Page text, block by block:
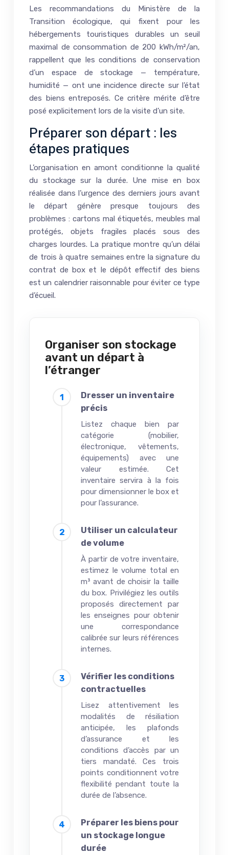
Les recommandations du Ministère de la
Transition écologique, qui fixent pour les
hébergements touristiques durables un seuil
maximal de consommation de 200 kWh/m²/an,
rappellent que les conditions de conservation
d’un espace de stockage — température,
humidité — ont une incidence directe sur l’état
des biens entreposés. Ce critère mérite d’être
posé explicitement lors de la visite d’un site.
Préparer son départ : les
étapes pratiques
L’organisation en amont conditionne la qualité
du stockage sur la durée. Une mise en box
réalisée dans l’urgence des derniers jours avant
le départ génère presque toujours des
problèmes : cartons mal étiquetés, meubles mal
protégés, objets fragiles placés sous des
charges lourdes. La pratique montre qu’un délai
de trois à quatre semaines entre la signature du
contrat de box et le dépôt effectif des biens
est un calendrier raisonnable pour éviter ce type
d’écueil.
Organiser son stockage
avant un départ à
l’étranger
Dresser un inventaire
précis
Listez chaque bien par
catégorie (mobilier,
électronique, vêtements,
équipements) avec une
valeur estimée. Cet
inventaire servira à la fois
pour dimensionner le box et
pour l’assurance.
Utiliser un calculateur
de volume
À partir de votre inventaire,
estimez le volume total en
m³ avant de choisir la taille
du box. Privilégiez les outils
proposés directement par
les enseignes pour obtenir
une correspondance
calibrée sur leurs références
internes.
Vérifier les conditions
contractuelles
Lisez attentivement les
modalités de résiliation
anticipée, les plafonds
d’assurance et les
conditions d’accès par un
tiers mandaté. Ces trois
points conditionnent votre
flexibilité pendant toute la
durée de l’absence.
Préparer les biens pour
un stockage longue
durée